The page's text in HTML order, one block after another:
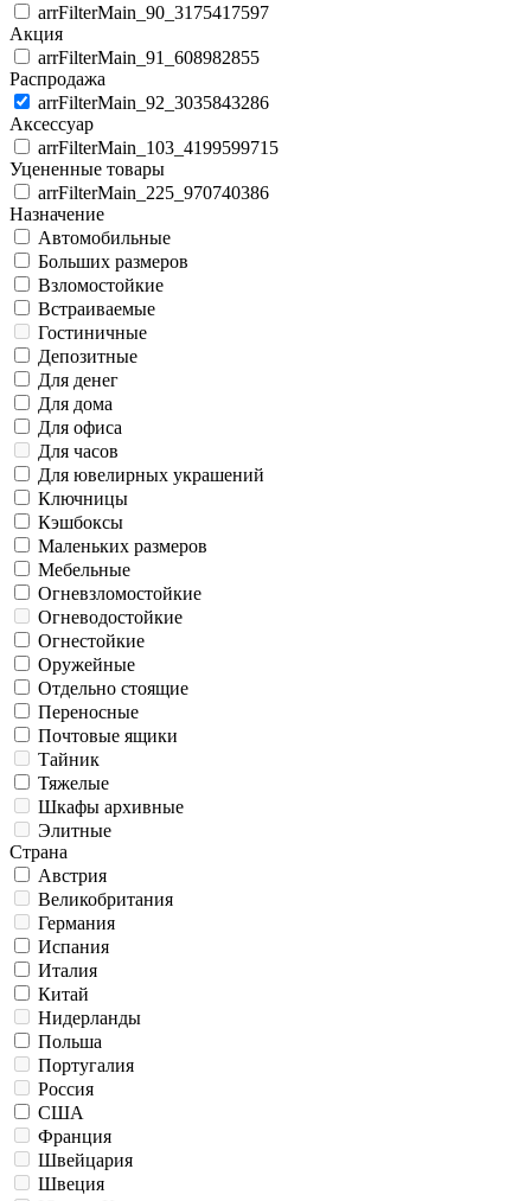
arrFilterMain_90_3175417597
Акция
arrFilterMain_91_608982855
Распродажа
arrFilterMain_92_3035843286
Аксессуар
arrFilterMain_103_4199599715
Уцененные товары
arrFilterMain_225_970740386
Назначение
Автомобильные
Больших размеров
Взломостойкие
Встраиваемые
Гостиничные
Депозитные
Для денег
Для дома
Для офиса
Для часов
Для ювелирных украшений
Ключницы
Кэшбоксы
Маленьких размеров
Мебельные
Огневзломостойкие
Огневодостойкие
Огнестойкие
Оружейные
Отдельно стоящие
Переносные
Почтовые ящики
Тайник
Тяжелые
Шкафы архивные
Элитные
Страна
Австрия
Великобритания
Германия
Испания
Италия
Китай
Нидерланды
Польша
Португалия
Россия
США
Франция
Швейцария
Швеция